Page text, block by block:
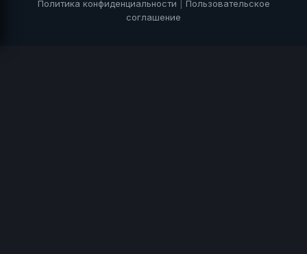
Политика конфиденциальности
Пользовательское
соглашение